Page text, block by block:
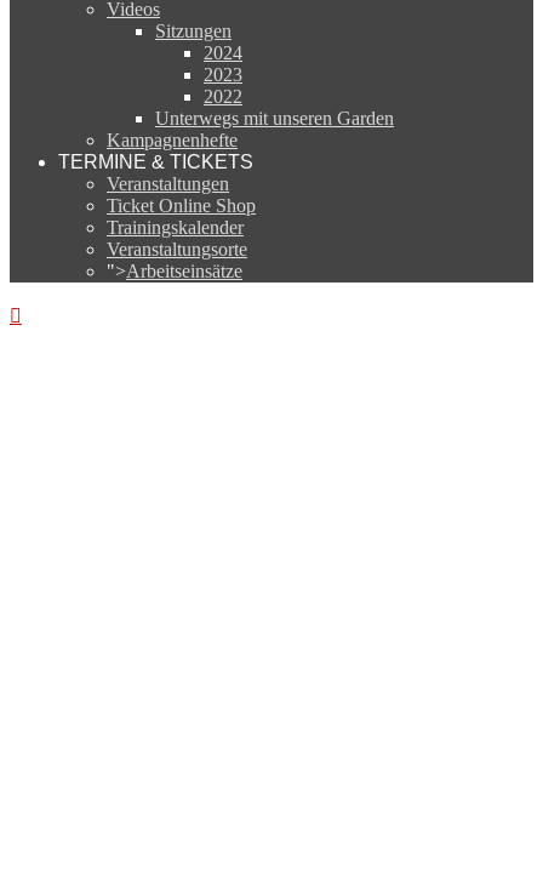
Videos
Sitzungen
2024
2023
2022
Unterwegs mit unseren Garden
Kampagnenhefte
TERMINE & TICKETS
Veranstaltungen
Ticket Online Shop
Trainingskalender
Veranstaltungsorte
">Arbeitseinsätze